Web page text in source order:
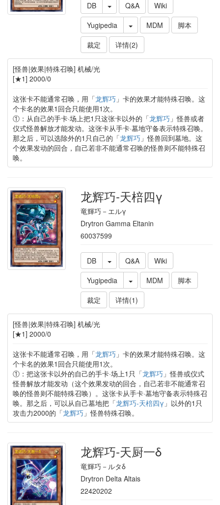
DB Q&A
Wiki
Yugipedia
MDM
脚本
裁定
详情(2)
[怪兽|效果|特殊召唤] 机械/光
[★1] 2000/0
这张卡不能通常召唤，用「龙辉巧」卡的效果才能特殊召唤。这
个卡名的效果1回合只能使用1次。
①：从自己的手卡·场上把1只这张卡以外的「龙辉巧」怪兽或者
仪式怪兽解放才能发动。这张卡从手卡·墓地守备表示特殊召唤。
那之后，可以选除外的1只自己的「龙辉巧」怪兽回到墓地。这
个效果发动的回合，自己若非不能通常召唤的怪兽则不能特殊召
唤。
龙辉巧-天棓四γ
竜輝巧－エルγ
Drytron Gamma Eltanin
60037599
DB Q&A
Wiki
Yugipedia
MDM
脚本
裁定
详情(1)
[怪兽|效果|特殊召唤] 机械/光
[★1] 2000/0
这张卡不能通常召唤，用「龙辉巧」卡的效果才能特殊召唤。这
个卡名的效果1回合只能使用1次。
①：把这张卡以外的自己的手卡·场上1只「龙辉巧」怪兽或仪式
怪兽解放才能发动（这个效果发动的回合，自己若非不能通常召
唤的怪兽则不能特殊召唤）。这张卡从手卡·墓地守备表示特殊召
唤。那之后，可以从自己墓地把「龙辉巧-天棓四γ 」以外的1只
攻击力2000的「龙辉巧」怪兽特殊召唤。
龙辉巧-天厨一δ
竜輝巧－ルタδ
Drytron Delta Altais
22420202